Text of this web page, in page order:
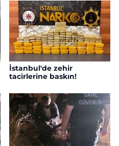
İstanbul'de zehir
tacirlerine baskın!